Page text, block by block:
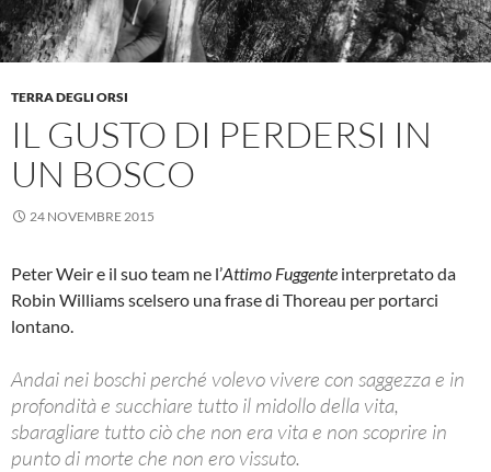
TERRA DEGLI ORSI
IL GUSTO DI PERDERSI IN
UN BOSCO
24 NOVEMBRE 2015
Peter Weir e il suo team ne l’Attimo Fuggente interpretato da
Robin Williams scelsero una frase di Thoreau per portarci
lontano.
Andai nei boschi perché volevo vivere con saggezza e in
profondità e succhiare tutto il midollo della vita,
sbaragliare tutto ciò che non era vita e non scoprire in
punto di morte che non ero vissuto.